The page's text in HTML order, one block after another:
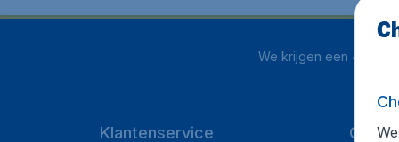
We krijgen een 4.1 uit 5
Klantenservice